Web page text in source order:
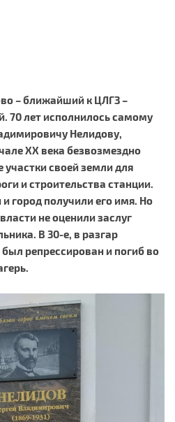
– ближайший к ЦЛГЗ –
70 лет исполнилось самому
Нелидову,
XX века безвозмездно
своей земли для
и строительства станции.
город получили его имя. Но
не оценили заслуг
В 30-е, в разгар
репрессирован и погиб во